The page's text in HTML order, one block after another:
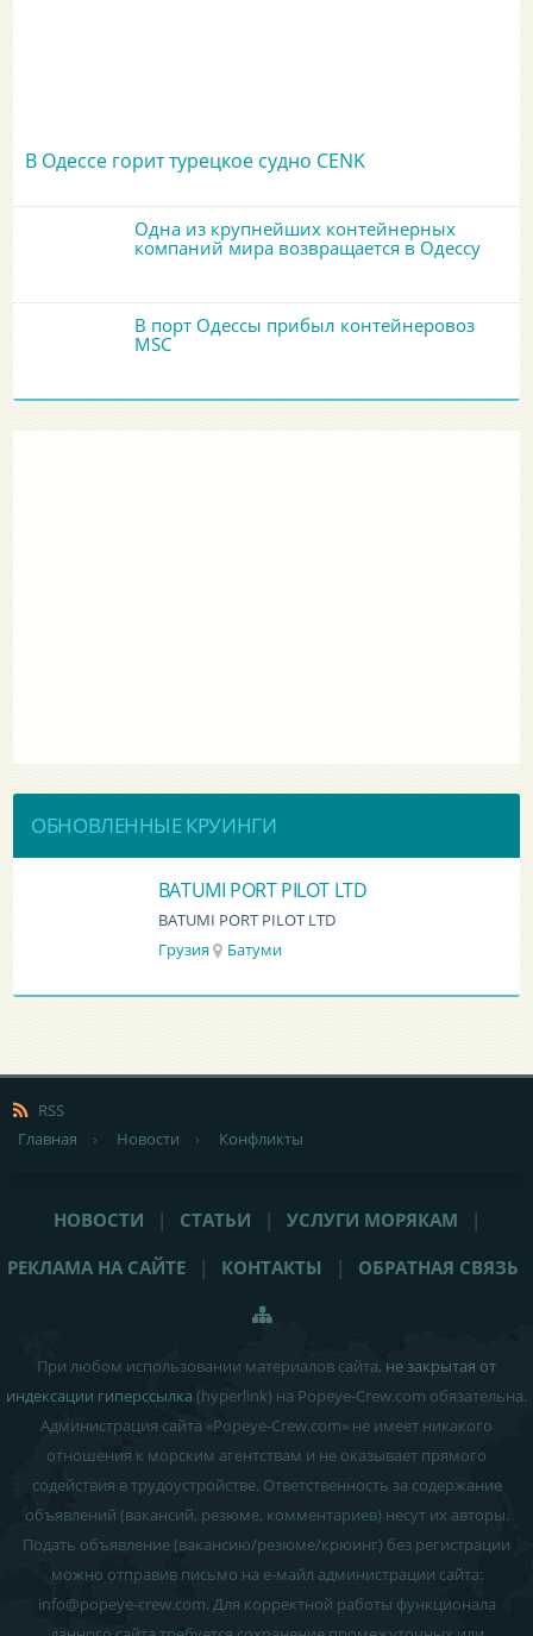
В Одессе горит турецкое судно CENK
Одна из крупнейших контейнерных
компаний мира возвращается в Одессу
В порт Одессы прибыл контейнеровоз
MSC
ОБНОВЛЕННЫЕ КРУИНГИ
BATUMI PORT PILOT LTD
BATUMI PORT PILOT LTD
Грузия
Батуми
RSS
Главная
› Новости › Конфликты
НОВОСТИ | СТАТЬИ | УСЛУГИ МОРЯКАМ
|
РЕКЛАМА НА САЙТЕ
| КОНТАКТЫ | ОБРАТНАЯ СВЯЗЬ
При любом использовании материалов сайта, не закрытая от
индексации гиперссылка (hyperlink) на Popeye-Crew.com обязательна.
Администрация сайта «Popeye-Crew.com» не имеет никакого
отношения к морским агентствам и не оказывает прямого
содействия в трудоустройстве. Ответственность за содержание
объявлений (вакансий, резюме, комментариев) несут их авторы.
Подать объявление (вакансию/резюме/крюинг) без регистрации
можно отправив письмо на е-майл администрации сайта:
info@popeye-crew.com. Для корректной работы функционала